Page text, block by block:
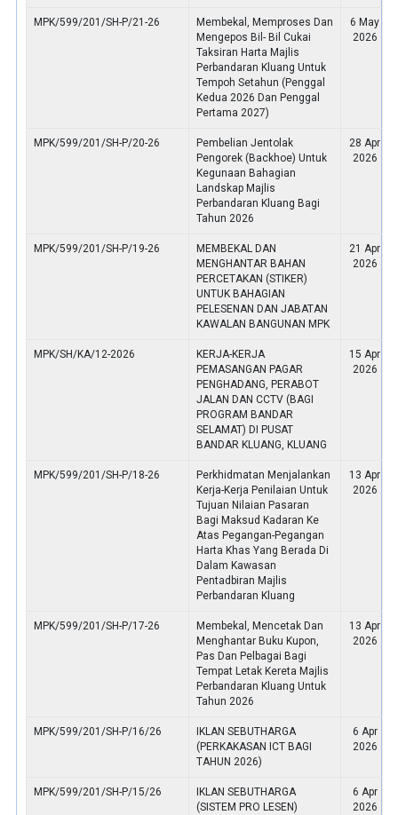
MPK/599/201/SH-P/21-26
Membekal, Memproses Dan
Mengepos Bil- Bil Cukai
Taksiran Harta Majlis
Perbandaran Kluang Untuk
Tempoh Setahun (Penggal
Kedua 2026 Dan Penggal
Pertama 2027)
6 May
2026
MPK/599/201/SH-P/20-26
Pembelian Jentolak
Pengorek (Backhoe) Untuk
Kegunaan Bahagian
Landskap Majlis
Perbandaran Kluang Bagi
Tahun 2026
28 Apr
2026
MPK/599/201/SH-P/19-26
MEMBEKAL DAN
MENGHANTAR BAHAN
PERCETAKAN (STIKER)
UNTUK BAHAGIAN
PELESENAN DAN JABATAN
KAWALAN BANGUNAN MPK
21 Apr
2026
MPK/SH/KA/12-2026
KERJA-KERJA
PEMASANGAN PAGAR
PENGHADANG, PERABOT
JALAN DAN CCTV (BAGI
PROGRAM BANDAR
SELAMAT) DI PUSAT
BANDAR KLUANG, KLUANG
15 Apr
2026
MPK/599/201/SH-P/18-26
Perkhidmatan Menjalankan
Kerja-Kerja Penilaian Untuk
Tujuan Nilaian Pasaran
Bagi Maksud Kadaran Ke
Atas Pegangan-Pegangan
Harta Khas Yang Berada Di
Dalam Kawasan
Pentadbiran Majlis
Perbandaran Kluang
13 Apr
2026
MPK/599/201/SH-P/17-26
Membekal, Mencetak Dan
Menghantar Buku Kupon,
Pas Dan Pelbagai Bagi
Tempat Letak Kereta Majlis
Perbandaran Kluang Untuk
Tahun 2026
13 Apr
2026
MPK/599/201/SH-P/16/26
IKLAN SEBUTHARGA
(PERKAKASAN ICT BAGI
TAHUN 2026)
6 Apr
2026
MPK/599/201/SH-P/15/26
IKLAN SEBUTHARGA
(SISTEM PRO LESEN)
6 Apr
2026